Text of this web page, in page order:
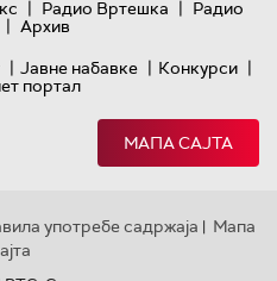
| Радио Вртешка | Радио
| Архив
| Јавне набавке | Конкурси |
портал
МАПА САЈТА
употребе садржаја | Мапа